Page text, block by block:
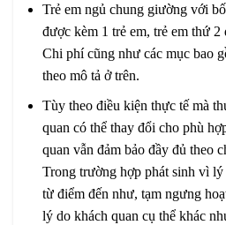
Trẻ em ngủ chung giường với
được kèm 1 trẻ em, trẻ em thứ
Chi phí cũng như các mục bao
theo mô tả ở trên.
Tùy theo điều kiện thực tế mà
quan có thể thay đổi cho phù
quan vẫn đảm bảo đầy đủ theo
Trong trường hợp phát sinh vì lý
từ điểm đến như, tạm ngưng
lý do khách quan cụ thể khác